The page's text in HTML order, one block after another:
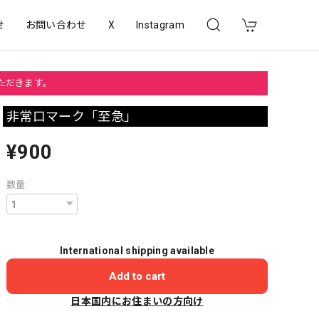
お問い合わせ X Instagram
きます。
非常口マーク「至急」
¥900
数量
International shipping available
Add to cart
日本国内にお住まいの方向け